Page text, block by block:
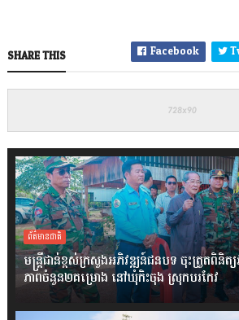
SHARE THIS Facebook
ព័ត៌មានជាតិ
មន្ត្រីជាន់ខ្ពស់ក្រសួងអភិវឌ្ឍន៍ជនបទ ចុះត្រួតពិនិ
ភាពចំនួន២គម្រោង នៅឃុំកិះចុង ស្រុកបរកែវ